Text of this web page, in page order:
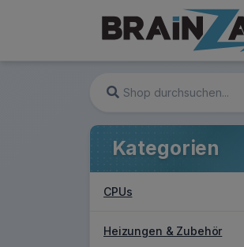
Kategorien
CPUs
Heizungen & Zubehör